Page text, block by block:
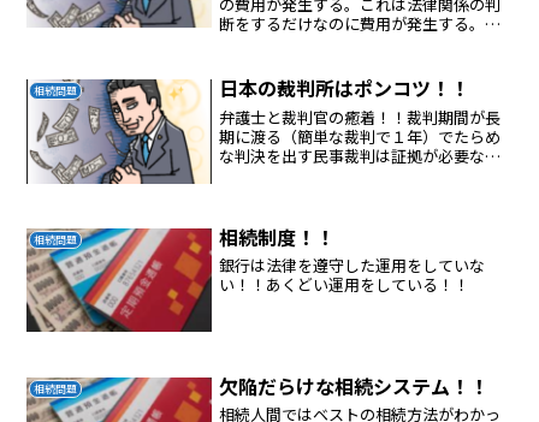
の費用が発生する。これは法律関係の判
断をするだけなのに費用が発生する。実
る。おかしいだろう！！しかも一旦、開
始すると死ぬまで払い続け...
相続問題 日本の裁判所はポンコツ！！
弁護士と裁判官の癒着！！裁判期間が長
期に渡る（簡単な裁判で１年）でたらめ
な判決を出す民事裁判は証拠が必要ない
利用はおすすめできない！...
相続問題 相続制度！！
銀行は法律を遵守した運用をしていな
い！！あくどい運用をしている！！
相続問題 欠陥だらけな相続システム！！
相続人間ではベストの相続方法がわかっ